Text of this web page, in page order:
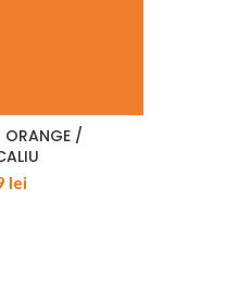
ORANGE /
lei